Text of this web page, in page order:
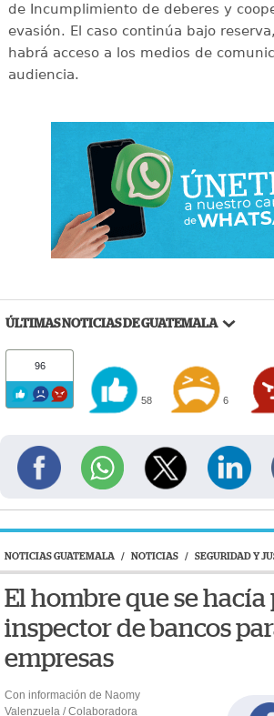
de Incumplimiento de deberes y
evasión. El caso continúa bajo
habrá acceso a los medios de
audiencia.
ÚLTIMAS NOTICIAS DE GUATEMALA
96
58 6
NOTICIAS GUATEMALA / NOTICIAS / SEGURIDAD Y
El hombre que se hacía
inspector de bancos
empresas
Con información de Naomy
Valenzuela / Colaboradora